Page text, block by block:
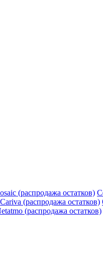
(распродажа остатков)
Cariva (распродажа остатков)
(распродажа остатков)